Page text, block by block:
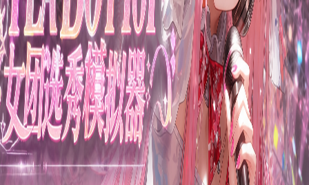
0
粉丝
0
关注
0
作品